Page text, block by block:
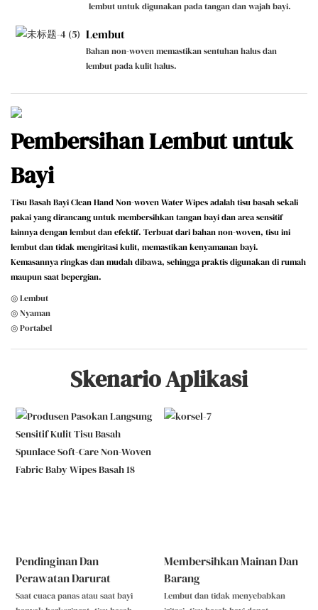
lembut untuk digunakan pada tangan dan wajah bayi.
Lembut
Bahan non-woven memastikan sentuhan halus dan
lembut pada kulit halus.
Pembersihan Lembut untuk
Bayi
Tisu Basah Bayi Clean Hand Non-woven Water Wipes adalah tisu basah sekali
pakai yang dirancang untuk membersihkan tangan bayi dan area sensitif
lainnya dengan lembut dan efektif. Terbuat dari bahan non-woven, tisu ini
lembut dan tidak mengiritasi kulit, memastikan kenyamanan bayi.
Kemasannya ringkas dan mudah dibawa, sehingga praktis digunakan di rumah
maupun saat bepergian.
◎ Lembut
◎ Nyaman
◎ Portabel
Skenario Aplikasi
Pendinginan Dan
Perawatan Darurat
Saat cuaca panas atau saat bayi
Membersihkan Mainan Dan
Barang
Lembut dan tidak menyebabkan